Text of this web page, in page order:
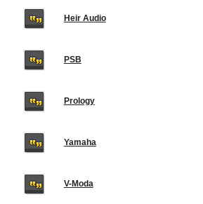
Heir Audio
PSB
Prology
Yamaha
V-Moda